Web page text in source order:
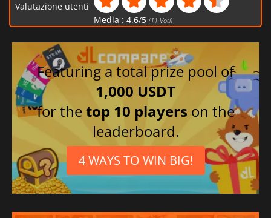
Giapponese
Valutazione utenti
Media : 4.6/5 (11 Voti)
Featuring a total prize pool of
1,000 USDT
for thetop 10 players on the
leaderboard.
4 WAYS TO WIN BIG!